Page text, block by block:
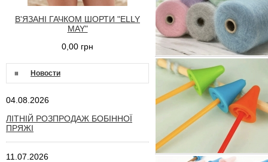
В'ЯЗАНІ ГАЧКОМ ШОРТИ "ELLY
MAY"
0,00 грн
Новости
04.08.2026
ЛІТНІЙ РОЗПРОДАЖ БОБІННОЇ
ПРЯЖІ
11.07.2026